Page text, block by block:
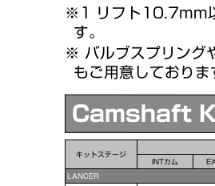
※1 リフト10.7mm
す。
※ バルブスプリング
もご用意しておりま
Camshaft
キットステージ
INTカム
LANCER